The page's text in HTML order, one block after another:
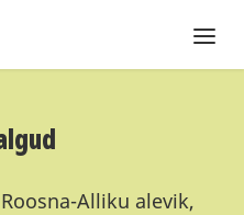
Alliku alevik,